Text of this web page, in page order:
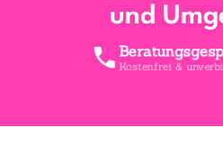
und
Kostenfrei &